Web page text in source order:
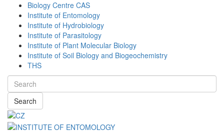
Biology Centre CAS
Institute of Entomology
Institute of Hydrobiology
Institute of Parasitology
Institute of Plant Molecular Biology
Institute of Soil Biology and Biogeochemistry
THS
Search